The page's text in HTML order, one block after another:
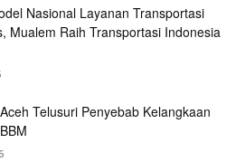
Nasional Layanan Transportasi
Mualem Raih Transportasi Indonesia
Telusuri Penyebab Kelangkaan